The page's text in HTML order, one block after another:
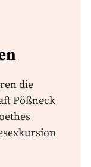
die
Pößneck